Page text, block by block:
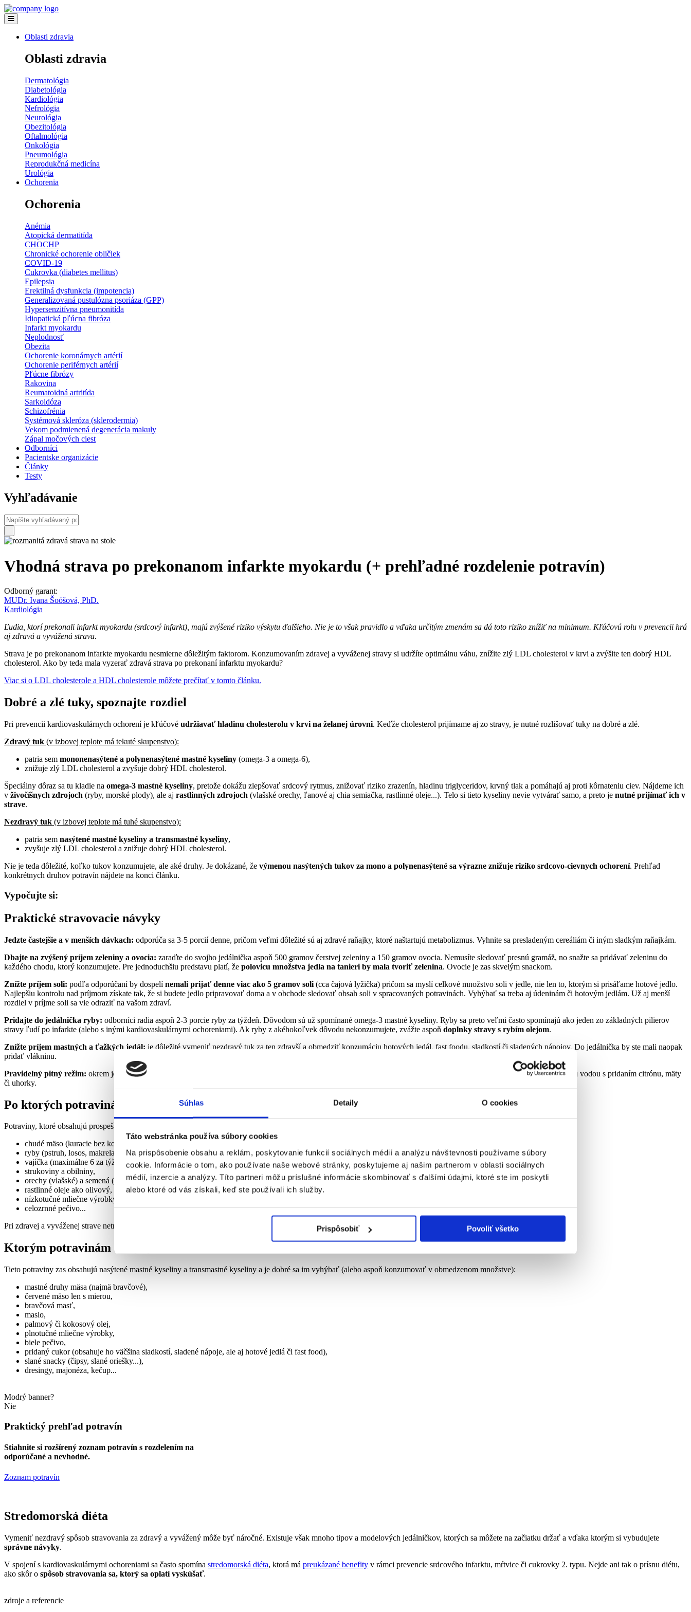
Súhlas Detaily O cookies
Táto webstránka používa súbory cookies
Na prispôsobenie obsahu a reklám, poskytovanie funkcií sociálnych médií a analýzu návštevnosti používame súbory
cookie. Informácie o tom, ako používate naše webové stránky, poskytujeme aj našim partnerom v oblasti sociálnych
médií, inzercie a analýzy. Títo partneri môžu príslušné informácie skombinovať s ďalšími údajmi, ktoré ste im poskytli
alebo ktoré od vás získali, keď ste používali ich služby.
Prispôsobiť Povoliť všetko
Oblasti zdravia
Oblasti zdravia
Dermatológia
Diabetológia
Kardiológia
Nefrológia
Neurológia
Obezitológia
Oftalmológia
Onkológia
Pneumológia
Reprodukčná medicína
Urológia
Ochorenia
Ochorenia
Anémia
Atopická dermatitída
CHOCHP
Chronické ochorenie obličiek
COVID-19
Cukrovka (diabetes mellitus)
Epilepsia
Erektilná dysfunkcia (impotencia)
Generalizovaná pustulózna psoriáza (GPP)
Hypersenzitívna pneumonitída
Idiopatická pľúcna fibróza
Infarkt myokardu
Neplodnosť
Obezita
Ochorenie koronárnych artérií
Ochorenie periférnych artérií
Pľúcne fibrózy
Rakovina
Reumatoidná artritída
Sarkoidóza
Schizofrénia
Systémová skleróza (sklerodermia)
Vekom podmienená degenerácia makuly
Zápal močových ciest
Odborníci
Pacientske organizácie
Články
Testy
Vyhľadávanie
Vhodná strava po prekonanom infarkte myokardu (+ prehľadné rozdelenie potravín)
Odborný garant:
MUDr. Ivana Šoóšová, PhD.
Kardiológia
Ľudia, ktorí prekonali infarkt myokardu (srdcový infarkt), majú zvýšené riziko výskytu ďalšieho. Nie je to však pravidlo a vďaka určitým zmenám sa dá toto riziko znížiť na minimum. Kľúčovú rolu v prevencii hrá
aj zdravá a vyvážená strava.
Strava je po prekonanom infarkte myokardu nesmierne dôležitým faktorom. Konzumovaním zdravej a vyváženej stravy si udržíte optimálnu váhu, znížite zlý LDL cholesterol v krvi a zvýšite ten dobrý HDL
cholesterol. Ako by teda mala vyzerať zdravá strava po prekonaní infarktu myokardu?
Viac si o LDL cholesterole a HDL cholesterole môžete prečítať v tomto článku.
Dobré a zlé tuky, spoznajte rozdiel
Pri prevencii kardiovaskulárnych ochorení je kľúčové udržiavať hladinu cholesterolu v krvi na želanej úrovni. Keďže cholesterol prijímame aj zo stravy, je nutné rozlišovať tuky na dobré a zlé.
Zdravý tuk (v izbovej teplote má tekuté skupenstvo):
patria sem mononenasýtené a polynenasýtené mastné kyseliny (omega-3 a omega-6),
znižuje zlý LDL cholesterol a zvyšuje dobrý HDL cholesterol.
Špeciálny dôraz sa tu kladie na omega-3 mastné kyseliny, pretože dokážu zlepšovať srdcový rytmus, znižovať riziko zrazenín, hladinu triglyceridov, krvný tlak a pomáhajú aj proti kôrnateniu ciev. Nájdeme ich
v živočíšnych zdrojoch (ryby, morské plody), ale aj rastlinných zdrojoch (vlašské orechy, ľanové aj chia semiačka, rastlinné oleje...). Telo si tieto kyseliny nevie vytvárať samo, a preto je nutné prijímať ich v
strave.
Nezdravý tuk (v izbovej teplote má tuhé skupenstvo):
patria sem nasýtené mastné kyseliny a transmastné kyseliny,
zvyšuje zlý LDL cholesterol a znižuje dobrý HDL cholesterol.
Nie je teda dôležité, koľko tukov konzumujete, ale aké druhy. Je dokázané, že výmenou nasýtených tukov za mono a polynenasýtené sa výrazne znižuje riziko srdcovo-cievnych ochorení. Prehľad
konkrétnych druhov potravín nájdete na konci článku.
Vypočujte si:
Praktické stravovacie návyky
Jedzte častejšie a v menších dávkach: odporúča sa 3-5 porcií denne, pričom veľmi dôležité sú aj zdravé raňajky, ktoré naštartujú metabolizmus. Vyhnite sa presladeným cereáliám či iným sladkým raňajkám.
Dbajte na zvýšený príjem zeleniny a ovocia: zaraďte do svojho jedálnička aspoň 500 gramov čerstvej zeleniny a 150 gramov ovocia. Nemusíte sledovať presnú gramáž, no snažte sa pridávať zeleninu do
každého chodu, ktorý konzumujete. Pre jednoduchšiu predstavu platí, že polovicu množstva jedla na tanieri by mala tvoriť zelenina. Ovocie je zas skvelým snackom.
Znížte príjem soli: podľa odporúčaní by dospelínemali prijať denne viac ako 5 gramov soli (cca čajová lyžička) pričom sa myslí celkové množstvo soli v jedle, nie len to, ktorým si prisáľame hotové jedlo.
Najlepšiu kontrolu nad príjmom získate tak, že si budete jedlo pripravovať doma a v obchode sledovať obsah soli v spracovaných potravinách. Vyhýbať sa treba aj údeninám či hotovým jedlám. Už aj menší
rozdiel v príjme soli sa vie odraziť na vašom zdraví.
Pridajte do jedálnička ryby: odborníci radia aspoň 2-3 porcie ryby za týždeň. Dôvodom sú už spomínané omega-3 mastné kyseliny. Ryby sa preto veľmi často spomínajú ako jeden zo základných pilierov
stravy ľudí po infarkte (alebo s inými kardiovaskulárnymi ochoreniami). Ak ryby z akéhokoľvek dôvodu nekonzumujete, zvážte aspoň doplnky stravy s rybím olejom.
Znížte príjem mastných a ťažkých jedál: je dôležité vymeniť nezdravý tuk za ten zdravší a obmedziť konzumáciu hotových jedál, fast foodu, sladkostí či sladených nápojov. Do jedálnička by ste mali naopak
pridať vlákninu.
Pravidelný pitný režim: okrem jedla je dôležité dbať aj na pravidelný príjem tekutín, vďaka ktorému telo dokáže odplaviť škodlivé látky. Balené a sladené vody nahraďte čistou vodou s pridaním citrónu, mäty
či uhorky.
Po ktorých potravinách siahnuť?
Potraviny, ktoré obsahujú prospešné mononenasýtené a polynenasýtené mastné kyseliny:
chudé mäso (kuracie bez kože, chudé hovädzie, morčacie, králičie...),
ryby (pstruh, losos, makrela, sleď, tuniak),
vajíčka (maximálne 6 za týždeň),
strukoviny a obilniny,
orechy (vlašské) a semená (ľanové, chia),
rastlinné oleje ako olivový,
nízkotučné mliečne výrobky,
celozrnné pečivo...
Pri zdravej a vyváženej strave netreba zabúdať ani na
Ktorým potravinám sa vyhýbať?
Tieto potraviny zas obsahujú nasýtené mastné kyseliny a transmastné kyseliny a je dobré sa im vyhýbať (alebo aspoň konzumovať v obmedzenom množstve):
mastné druhy mäsa (najmä bravčové),
červené mäso len s mierou,
bravčová masť,
maslo,
palmový či kokosový olej,
plnotučné mliečne výrobky,
biele pečivo,
pridaný cukor (obsahuje ho väčšina sladkostí, sladené nápoje, ale aj hotové jedlá či fast food),
slané snacky (čipsy, slané oriešky...),
dresingy, majonéza, kečup...
Modrý banner?
Nie
Praktický prehľad potravín
Stiahnite si rozšírený zoznam potravín s rozdelením na
odporúčané a nevhodné.
Zoznam potravín
Stredomorská diéta
Vymeniť nezdravý spôsob stravovania za zdravý a vyvážený môže byť náročné. Existuje však mnoho tipov a modelových jedálničkov, ktorých sa môžete na začiatku držať a vďaka ktorým si vybudujete
správne návyky.
V spojení s kardiovaskulárnymi ochoreniami sa často spomína stredomorská diéta, ktorá má preukázané benefity v rámci prevencie srdcového infarktu, mŕtvice či cukrovky 2. typu. Nejde ani tak o prísnu diétu,
ako skôr o spôsob stravovania sa, ktorý sa oplatí vyskúšať.
zdroje a referencie